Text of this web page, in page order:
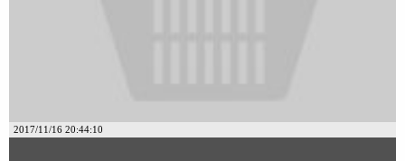
2017/11/16 20:44:10